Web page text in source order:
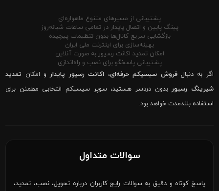
پشتیبانی از مسیرهای متنوع ماهواره‌ای
پینگ پایین و اتصال پایدار در تمامی ساعات شبانه‌روز
بازگشایی سریع کانال‌ها بدون تنظیمات پیچیده
بهینه‌سازی برای اینترنت ملی ایران
امکان تمدید اکانت رسیور به صورت آنلاین
پشتیبانی پاسخگو برای نصب و راه‌اندازی
اگر به دنبالفروش سیسیکم حرفه‌ای، اکانت رسیور پایدارو امکان تمدید
شیرینگ رسیوربدون دردسر هستید، سوپر سیسیکم انتخابی مطمئن برای
استفاده بلندمدت خواهد بود.
سوالات متداول
پاسخ کوتاه و دقیق به سوالات رایج کاربران درباره تحویل، نصب، تمدید،